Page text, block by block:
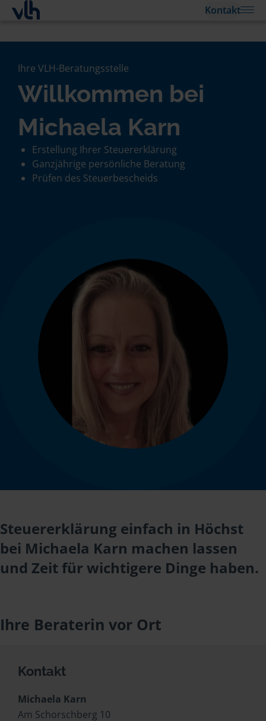
Kontakt
Ihre VLH-Beratungsstelle
Willkommen bei
Michaela Karn
Erstellung Ihrer Steuererklärung
Ganzjährige persönliche Beratung
Prüfen des Steuerbescheids
Steuererklärung einfach in Höchst
bei Michaela Karn machen lassen
und Zeit für wichtigere Dinge haben.
Ihre Beraterin vor Ort
Kontakt
Michaela Karn
Am Schorschberg 10